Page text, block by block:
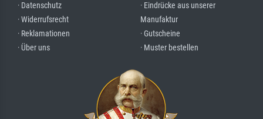
· Datenschutz
· Widerrufsrecht
· Reklamationen
· Über uns
· Eindrücke aus unserer
Manufaktur
· Gutscheine
· Muster bestellen